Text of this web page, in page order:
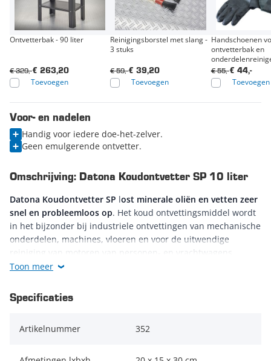
Ontvetterbak - 90 liter
€ 263,20
€ 329,-
Toevoegen
Reinigingsborstel met slang -
3 stuks
€ 39,20
€ 59,-
Toevoegen
Handschoenen
ontvetterbak en
€ 44,-
€ 55,-
Toevoegen
Voor- en nadelen
Handig voor iedere doe-het-zelver.
Geen emulgerende ontvetter.
Omschrijving: Datona Koudontvetter SP 10 liter
Datona Koudontvetter SP lost minerale oliën en vetten zeer
snel en probleemloos op. Het koud ontvettingsmiddel wordt
in het bijzonder bij industriele ontvettingen van mechanische
onderdelen, machines, vloeren en voor de uitwendige
reiniging van motoren van personen- en vrachtwagens
gebruikt.
om bij handmatige verwerking zoals,
met water en zal dus de olie/water-afscheider niet nadelig
weggespoeld wanneer er zich voor rioolinlaat een
Toon meer
Specificaties
Artikelnummer 352